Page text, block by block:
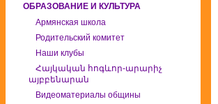
ОБРАЗОВАНИЕ И КУЛЬТУРА
Армянская школа
Родительский комитет
Наши клубы
Հայկական հոգևոր-արարիչ
այբբենարան
Видеоматериалы общины